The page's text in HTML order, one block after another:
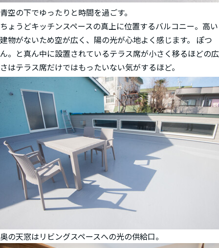
青空の下でゆったりと時間を過ごす。
ちょうどキッチンスペースの真上に位置するバルコニー。高い
建物がないため空が広く、陽の光が心地よく感じます。 ぽつ
ん。と真ん中に設置されているテラス席が小さく移るほどの広
さはテラス席だけではもったいない気がするほど。
奥の天窓はリビングスペースへの光の供給口。